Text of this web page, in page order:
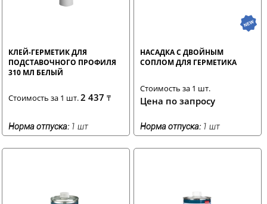
КЛЕЙ-ГЕРМЕТИК ДЛЯ
ПОДСТАВОЧНОГО ПРОФИЛЯ
310 МЛ БЕЛЫЙ
Стоимость за 1 шт.2 437 ₸
Норма отпуска: 1 шт
НАСАДКА С ДВОЙНЫМ
СОПЛОМ ДЛЯ ГЕРМЕТИКА
Стоимость за 1 шт.
Цена по запросу
Норма отпуска: 1 шт